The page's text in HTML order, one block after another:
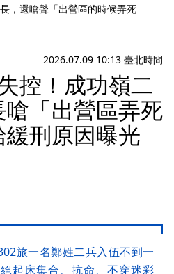
，還嗆聲「出營區的時候弄死
2026.07.09 10:13 臺北時間
控！成功嶺二
「出營區弄死
刑原因曝光
旅一名鄭姓二兵入伍不到一
起床集合、抗命、不穿迷彩